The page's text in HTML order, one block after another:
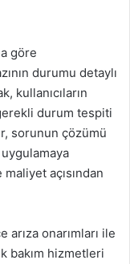
göre
durumu detaylı
kullanıcıların
durum tespiti
sorunun çözümü
açısından
arıza onarımları ile
bakım hizmetleri